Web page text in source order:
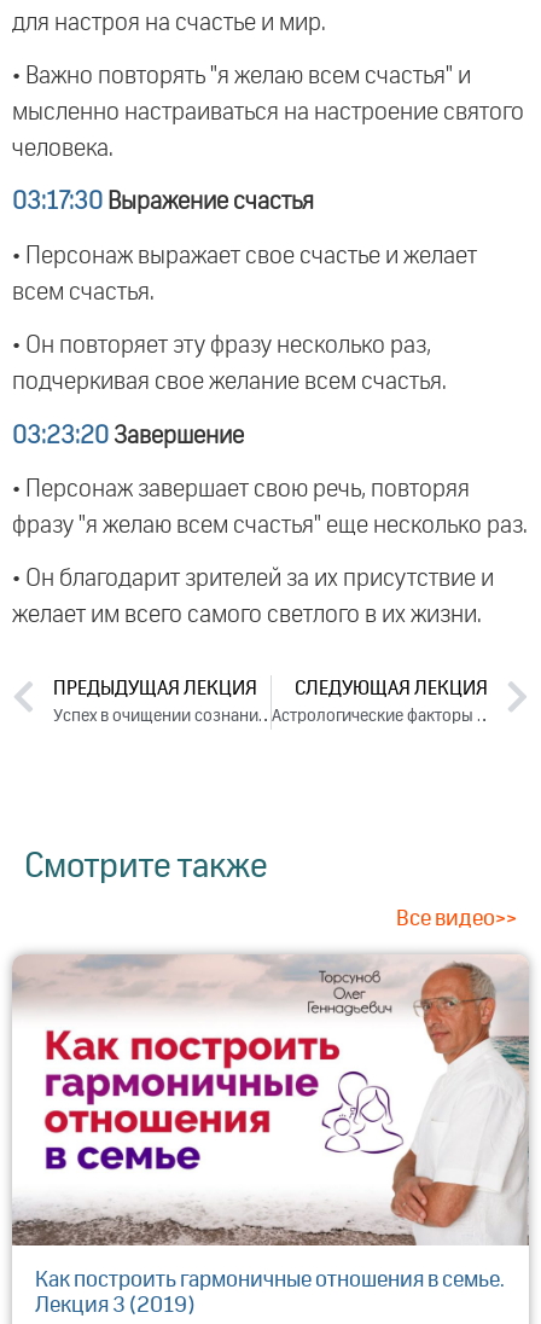
для настроя на счастье и мир.
• Важно повторять "я желаю всем счастья" и
мысленно настраиваться на настроение святого
человека.
03:17:30 Выражение счастья
• Персонаж выражает свое счастье и желает
всем счастья.
• Он повторяет эту фразу несколько раз,
подчеркивая свое желание всем счастья.
03:23:20 Завершение
• Персонаж завершает свою речь, повторяя
фразу "я желаю всем счастья" еще несколько раз.
• Он благодарит зрителей за их присутствие и
желает им всего самого светлого в их жизни.
ПРЕДЫДУЩАЯ ЛЕКЦИЯ
Успех в очищении сознания и наставничестве (2015)
СЛЕДУЮЩАЯ ЛЕКЦИЯ
Астрологические факторы возникновения стресса. День 2. Часть 1 (2015)
Смотрите также
Все видео>>
Как построить гармоничные отношения в семье.
Лекция 3 (2019)